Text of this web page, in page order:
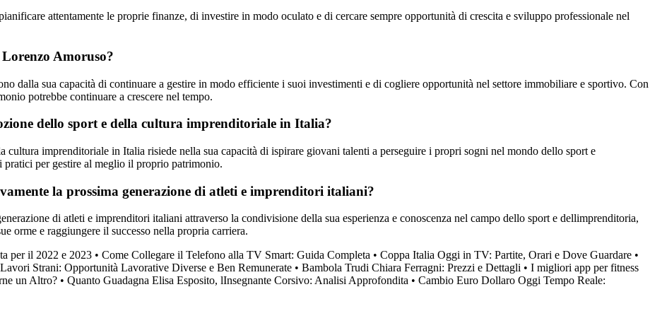
attentamente le proprie finanze, di investire in modo oculato e di cercare sempre opportunità di crescita e sviluppo professionale nel
Amoruso?
dalla sua capacità di continuare a gestire in modo efficiente i suoi investimenti e di cogliere opportunità nel settore immobiliare e sportivo. Con
potrebbe continuare a crescere nel tempo.
dello sport e della cultura imprenditoriale in Italia?
imprenditoriale in Italia risiede nella sua capacità di ispirare giovani talenti a perseguire i propri sogni nel mondo dello sport e
per gestire al meglio il proprio patrimonio.
la prossima generazione di atleti e imprenditori italiani?
di atleti e imprenditori italiani attraverso la condivisione della sua esperienza e conoscenza nel campo dello sport e dellimprenditoria,
orme e raggiungere il successo nella propria carriera.
per il 2022 e 2023 • Come Collegare il Telefono alla TV Smart: Guida Completa • Coppa Italia Oggi in TV: Partite, Orari e Dove Guardare •
Lavori Strani: Opportunità Lavorative Diverse e Ben Remunerate • Bambola Trudi Chiara Ferragni: Prezzi e Dettagli • I migliori app per fitness
un Altro? • Quanto Guadagna Elisa Esposito, lInsegnante Corsivo: Analisi Approfondita • Cambio Euro Dollaro Oggi Tempo Reale: